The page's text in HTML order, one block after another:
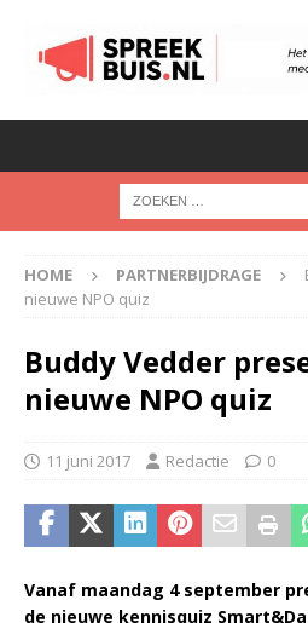
HOME PARTNERBIJDRAGE
nieuwe NPO quiz
Buddy Vedder
nieuwe NPO quiz
11 juni 2017 Redactie 0
Vanaf maandag 4 september
de nieuwe kennisquiz